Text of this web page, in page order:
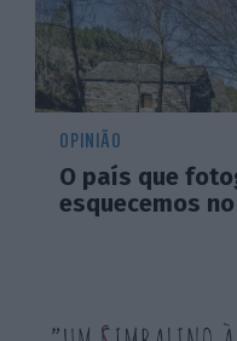
OPINIÃO
O país que
esquecemos